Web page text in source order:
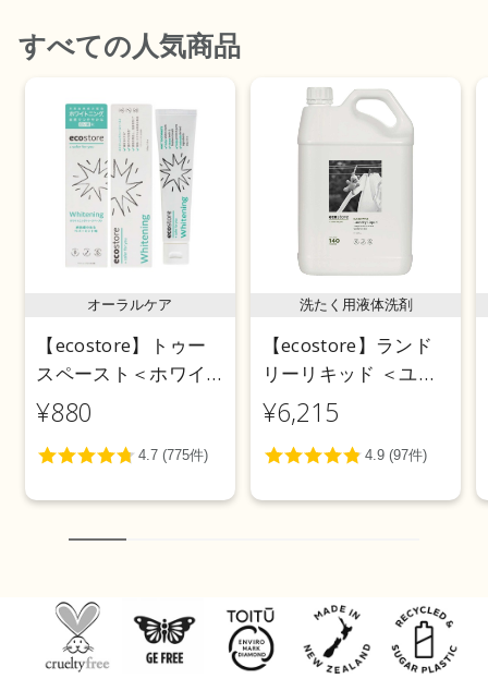
すべての人気商品
オーラルケア
【ecostore】トゥー
スペースト＜ホワイ
トニング＞ 100g
¥880
洗たく用液体洗剤
【ecostore】ランド
リーリキッド ＜ユー
カリ＞ 5L
¥6,215